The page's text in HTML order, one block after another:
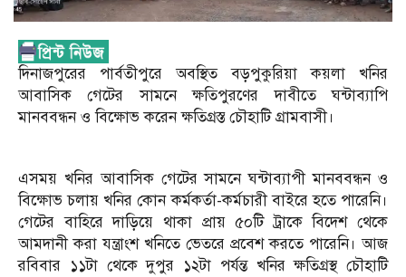
দিনাজপুরের পার্বতীপুরে অবস্থিত বড়পুকুরিয়া কয়লা খনির
আবাসিক গেটের সামনে ক্ষতিপুরণের দাবীতে ঘন্টাব্যাপি
মানববন্ধন ও বিক্ষোভ করেন ক্ষতিগ্রস্ত চৌহাটি গ্রামবাসী।
এসময় খনির আবাসিক গেটের সামনে ঘন্টাব্যাপী মানববন্ধন ও
বিক্ষোভ চলায় খনির কোন কর্মকর্তা-কর্মচারী বাইরে হতে পারেনি।
গেটের বাহিরে দাড়িয়ে থাকা প্রায় ৫০টি ট্রাকে বিদেশ থেকে
আমদানী করা যন্ত্রাংশ খনিতে ভেতরে প্রবেশ করতে পারেনি। আজ
রবিবার ১১টা থেকে দুপুর ১২টা পর্যন্ত খনির ক্ষতিগ্রস্থ চৌহাটি